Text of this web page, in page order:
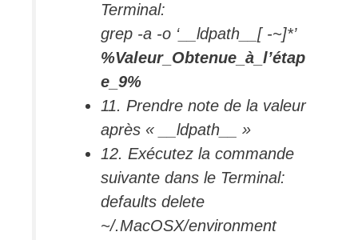
Terminal:
grep -a -o ‘__ldpath__[ -~]*’
%Valeur_Obtenue_à_l’étap
e_9%
11. Prendre note de la valeur
après « __ldpath__ »
12. Exécutez la commande
suivante dans le Terminal:
defaults delete
~/.MacOSX/environment